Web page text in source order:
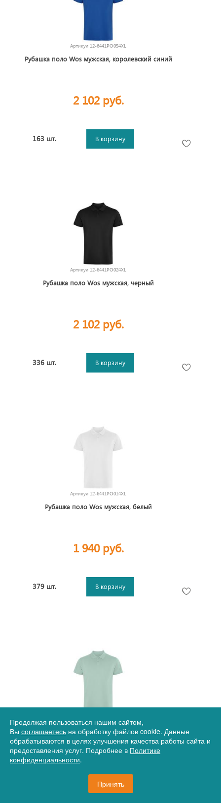
Артикул 12-6441PO054XL
Рубашка поло Wos мужская, королевский синий
2 102 руб.
163 шт. В корзину
Артикул 12-6441PO024XL
Рубашка поло Wos мужская, черный
2 102 руб.
336 шт. В корзину
Артикул 12-6441PO014XL
Рубашка поло Wos мужская, белый
1 940 руб.
379 шт. В корзину
Рубашка поло Wos мужская, ментоловый
1 940 руб.
Продолжая пользоваться нашим сайтом,
Вы соглашаетесь на обработку файлов cookie. Данные
обрабатываются в целях улучшения качества работы сайта и
предоставления услуг. Подробнее в Политике
конфиденциальности.
Принять